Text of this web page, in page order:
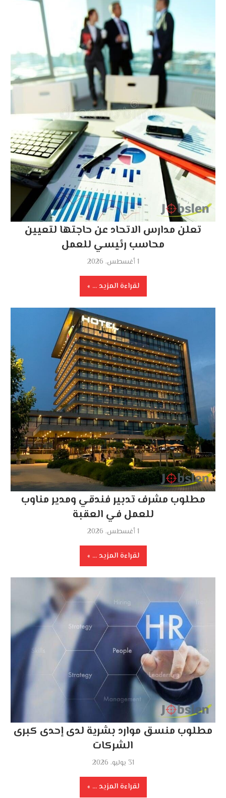
تعلن مدارس الاتحاد عن حاجتها لتعيين
محاسب رئيسي للعمل
1 أغسطس، 2026
لقراءة المزيد ...
مطلوب مشرف تدبير فندقي ومدير مناوب
للعمل في العقبة
1 أغسطس، 2026
لقراءة المزيد ...
مطلوب منسق موارد بشرية لدى إحدى كبرى
الشركات
31 يوليو، 2026
لقراءة المزيد ...